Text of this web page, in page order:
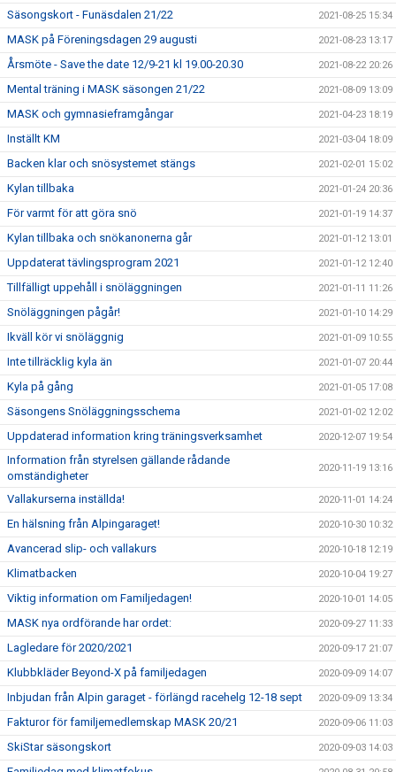
Säsongskort - Funäsdalen 21/22 2021-08-25 15:34
MASK på Föreningsdagen 29 augusti 2021-08-23 13:17
Årsmöte - Save the date 12/9-21 kl 19.00-20.30 2021-08-22 20:26
Mental träning i MASK säsongen 21/22 2021-08-09 13:09
MASK och gymnasieframgångar 2021-04-23 18:19
Inställt KM 2021-03-04 18:09
Backen klar och snösystemet stängs 2021-02-01 15:02
Kylan tillbaka 2021-01-24 20:36
För varmt för att göra snö 2021-01-19 14:37
Kylan tillbaka och snökanonerna går 2021-01-12 13:01
Uppdaterat tävlingsprogram 2021 2021-01-12 12:40
Tillfälligt uppehåll i snöläggningen 2021-01-11 11:26
Snöläggningen pågår! 2021-01-10 14:29
Ikväll kör vi snöläggnig 2021-01-09 10:55
Inte tillräcklig kyla än 2021-01-07 20:44
Kyla på gång 2021-01-05 17:08
Säsongens Snöläggningsschema 2021-01-02 12:02
Uppdaterad information kring träningsverksamhet 2020-12-07 19:54
Information från styrelsen gällande rådande
omständigheter
2020-11-19 13:16
Vallakurserna inställda! 2020-11-01 14:24
En hälsning från Alpingaraget! 2020-10-30 10:32
Avancerad slip- och vallakurs 2020-10-18 12:19
Klimatbacken 2020-10-04 19:27
Viktig information om Familjedagen! 2020-10-01 14:05
MASK nya ordförande har ordet: 2020-09-27 11:33
Lagledare för 2020/2021 2020-09-17 21:07
Klubbkläder Beyond-X på familjedagen 2020-09-09 14:07
Inbjudan från Alpin garaget - förlängd racehelg 12-18 sept 2020-09-09 13:34
Fakturor för familjemedlemskap MASK 20/21 2020-09-06 11:03
SkiStar säsongskort 2020-09-03 14:03